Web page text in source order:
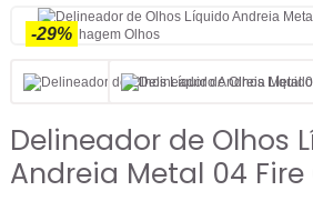
-29%
Delineador de Olhos
Andreia Metal 04 Fire